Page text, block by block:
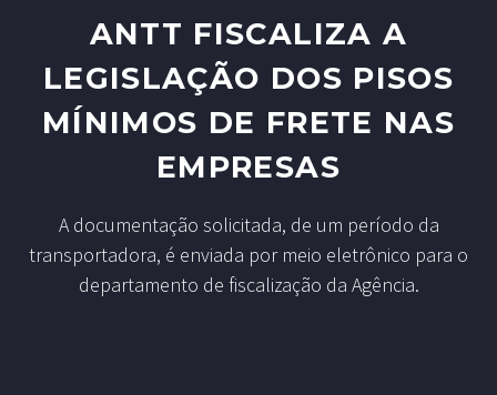
ANTT FISCALIZA A
LEGISLAÇÃO DOS PISOS
MÍNIMOS DE FRETE NAS
EMPRESAS
A documentação solicitada, de um período da
transportadora, é enviada por meio eletrônico para o
departamento de fiscalização da Agência.